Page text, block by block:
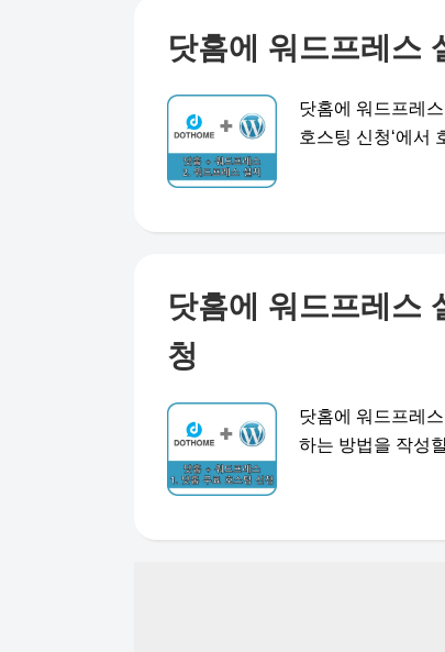
닷홈에 워드프레스
닷홈에 워드프레
호스팅 신청‘에서
닷홈에 워드프레스
청
닷홈에 워드프레
하는 방법을 작성